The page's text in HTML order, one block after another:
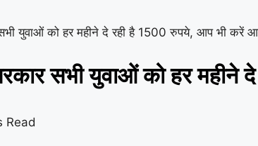
युवाओं को हर महीने दे रही है 1500 रुपये, आप भी करें
सभी युवाओं को हर महीने
Read